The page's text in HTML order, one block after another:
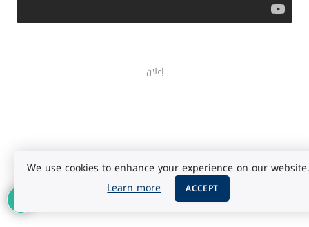
إعلان
We use cookies to enhance your experience on our website.
Learn more
ACCEPT